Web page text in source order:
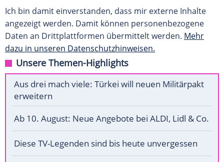
Ich bin damit einverstanden, dass mir externe Inhalte
angezeigt werden. Damit können personenbezogene
Daten an Drittplattformen übermittelt werden. Mehr
dazu in unseren Datenschutzhinweisen.
Unsere Themen-Highlights
Aus drei mach viele: Türkei will neuen Militärpakt
erweitern
Ab 10. August: Neue Angebote bei ALDI, Lidl & Co.
Diese TV-Legenden sind bis heute unvergessen